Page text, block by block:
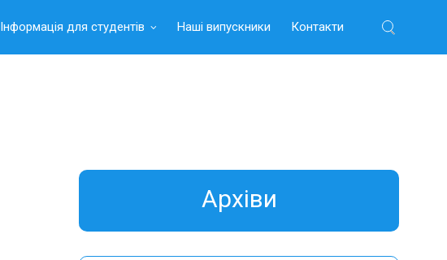
Інформація для студентів Наші випускники Контакти
Aрхіви